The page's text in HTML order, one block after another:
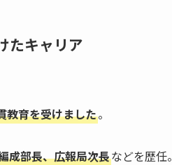
たキャリア
教育を受けました。
成部長、広報局次長などを歴任。